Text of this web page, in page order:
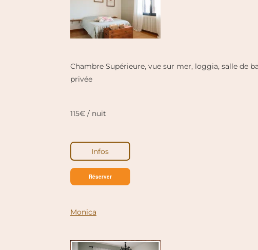
Chambre Supérieure, vue sur mer, loggia, salle de
privée
115€ / nuit
Infos
Réserver
Monica